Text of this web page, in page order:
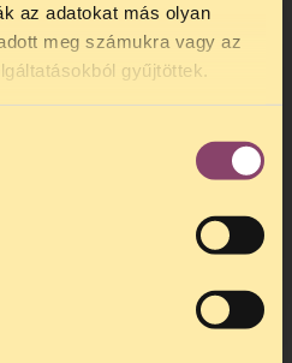
az adatokat más olyan
meg számukra vagy az
gyűjtöttek.
ittérhető el.
július 27 és
között lesz